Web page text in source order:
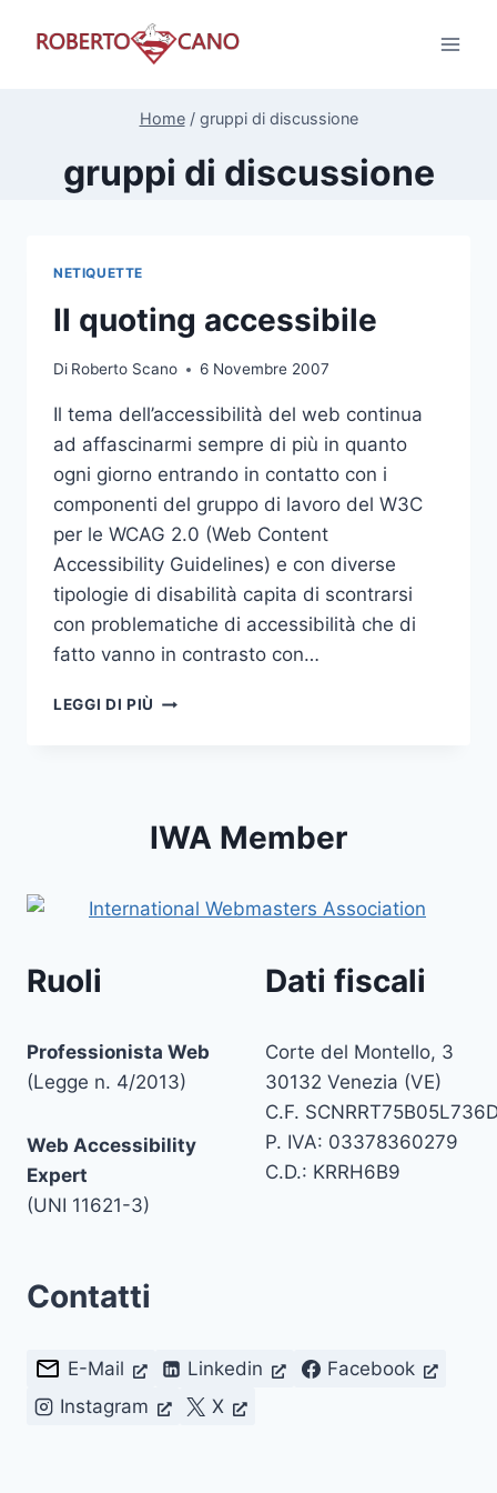
Home / gruppi di discussione
gruppi di discussione
NETIQUETTE
Il quoting accessibile
Di Roberto Scano 6 Novembre 2007
Il tema dell’accessibilità del web continua
ad affascinarmi sempre di più in quanto
ogni giorno entrando in contatto con i
componenti del gruppo di lavoro del W3C
per le WCAG 2.0 (Web Content
Accessibility Guidelines) e con diverse
tipologie di disabilità capita di scontrarsi
con problematiche di accessibilità che di
fatto vanno in contrasto con…
LEGGI DI PIÙ IL
IWA Member
Ruoli
Professionista Web
(Legge n. 4/2013)
Web Accessibility
Expert
(UNI 11621-3)
Dati fiscali
Corte del Montello, 3
30132 Venezia (VE)
C.F.
P. IVA: 03378360279
C.D.: KRRH6B9
Contatti
E-Mail Linkedin
Facebook
Instagram
X